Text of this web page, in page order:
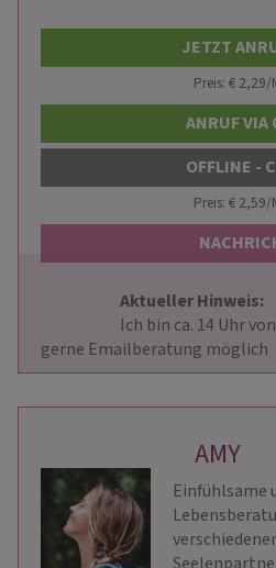
JETZT
Preis: € 2,29/
ANRUF VIA
OFFLINE -
Preis: € 2,59/
Aktueller Hinweis:
gerne Emailberatung
AMY
Einfühlsame